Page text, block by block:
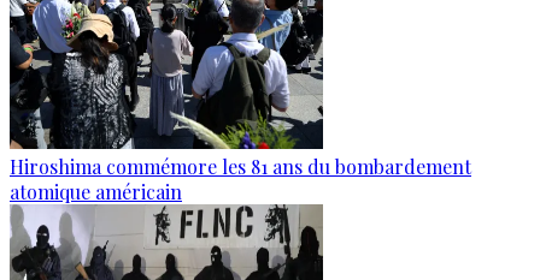
Hiroshima commémore les 81 ans du bombardement
atomique américain